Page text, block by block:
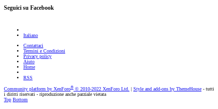
Seguici su Facebook
Italiano
Contattaci
Termini e Condizioni
Privacy policy
Aiuto
Home
RSS
Community platform by XenForo® © 2010-2022 XenForo Ltd. Style and add-ons by ThemeHouse - tutti
i diritti riservati - riproduzione anche parziale vietata
Top Bottom